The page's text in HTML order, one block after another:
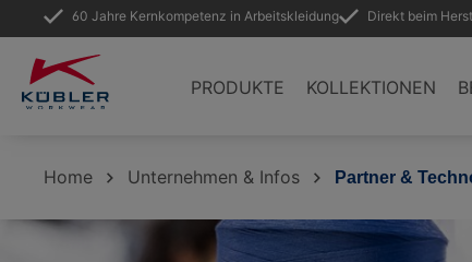
Zur Hauptnavigation springen
60 Jahre Kernkompetenz in Arbeitskleidung Direkt beim
PRODUKTE KOLLEKTIONEN
Home Unternehmen & Infos Partner &